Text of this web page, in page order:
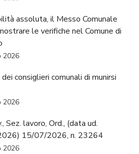
assoluta, il Messo Comunale
le verifiche nel Comune di
2026
consiglieri comunali di munirsi
2026
Sez. lavoro, Ord., (data ud.
15/07/2026, n. 23264
2026